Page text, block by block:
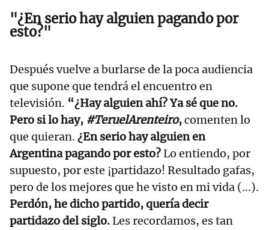
"¿En serio hay alguien pagando por
esto?"
Después vuelve a burlarse de la poca audiencia
que supone que tendrá el encuentro en
televisión. “¿Hay alguien ahí? Ya sé que no.
Pero si lo hay, #TeruelArenteiro,comenten lo
que quieran. ¿En serio hay alguien en
Argentina pagando por esto?Lo entiendo, por
supuesto, por este ¡partidazo! Resultado gafas,
pero de los mejores que he visto en mi vida (...).
Perdón, he dicho partido, quería decir
partidazo del siglo.Les recordamos, es tan